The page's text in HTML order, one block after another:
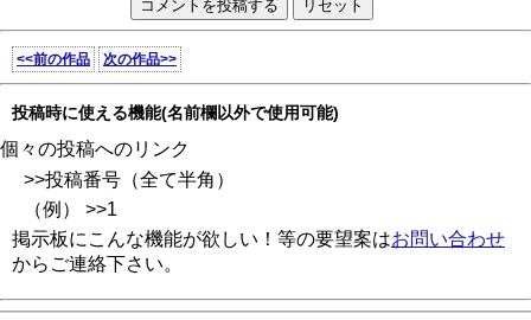
<<前の作品 次の作品>>
投稿時に使える機能(名前欄以外で使用可能)
個々の投稿へのリンク
>>投稿番号（全て半角）
（例） >>1
掲示板にこんな機能が欲しい！等の要望案はお問い合わせ
からご連絡下さい。